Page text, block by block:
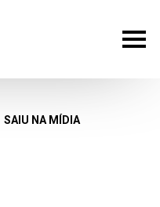
SAIU NA MÍDIA